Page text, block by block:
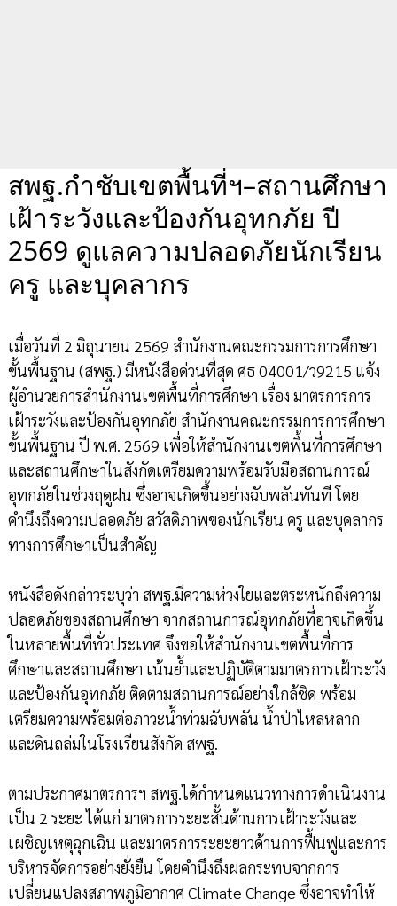
สพฐ.กำชับเขตพื้นที่ฯ–สถานศึกษา
เฝ้าระวังและป้องกันอุทกภัย ปี
2569 ดูแลความปลอดภัยนักเรียน
ครู และบุคลากร
เมื่อวันที่ 2 มิถุนายน 2569 สำนักงานคณะกรรมการการศึกษา
ขั้นพื้นฐาน (สพฐ.) มีหนังสือด่วนที่สุด ศธ 04001/ว9215 แจ้ง
ผู้อำนวยการสำนักงานเขตพื้นที่การศึกษา เรื่อง มาตรการการ
เฝ้าระวังและป้องกันอุทกภัย สำนักงานคณะกรรมการการศึกษา
ขั้นพื้นฐาน ปี พ.ศ. 2569 เพื่อให้สำนักงานเขตพื้นที่การศึกษา
และสถานศึกษาในสังกัดเตรียมความพร้อมรับมือสถานการณ์
อุทกภัยในช่วงฤดูฝน ซึ่งอาจเกิดขึ้นอย่างฉับพลันทันที โดย
คำนึงถึงความปลอดภัย สวัสดิภาพของนักเรียน ครู และบุคลากร
ทางการศึกษาเป็นสำคัญ
หนังสือดังกล่าวระบุว่า สพฐ.มีความห่วงใยและตระหนักถึงความ
ปลอดภัยของสถานศึกษา จากสถานการณ์อุทกภัยที่อาจเกิดขึ้น
ในหลายพื้นที่ทั่วประเทศ จึงขอให้สำนักงานเขตพื้นที่การ
ศึกษาและสถานศึกษา เน้นย้ำและปฏิบัติตามมาตรการเฝ้าระวัง
และป้องกันอุทกภัย ติดตามสถานการณ์อย่างใกล้ชิด พร้อม
เตรียมความพร้อมต่อภาวะน้ำท่วมฉับพลัน น้ำป่าไหลหลาก
และดินถล่มในโรงเรียนสังกัด สพฐ.
ตามประกาศมาตรการฯ สพฐ.ได้กำหนดแนวทางการดำเนินงาน
เป็น 2 ระยะ ได้แก่ มาตรการระยะสั้นด้านการเฝ้าระวังและ
เผชิญเหตุฉุกเฉิน และมาตรการระยะยาวด้านการฟื้นฟูและการ
บริหารจัดการอย่างยั่งยืน โดยคำนึงถึงผลกระทบจากการ
เปลี่ยนแปลงสภาพภูมิอากาศ Climate Change ซึ่งอาจทำให้